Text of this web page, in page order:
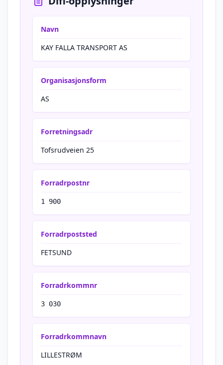
Navn
KAY FALLA TRANSPORT AS
Organisasjonsform
AS
Forretningsadr
Tofsrudveien 25
Forradrpostnr
1 900
Forradrpoststed
FETSUND
Forradrkommnr
3 030
Forradrkommnavn
LILLESTRØM